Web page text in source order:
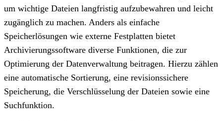
um wichtige Dateien langfristig aufzubewahren und leicht
zugänglich zu machen. Anders als einfache
Speicherlösungen wie externe Festplatten bietet
Archivierungssoftware diverse Funktionen, die zur
Optimierung der Datenverwaltung beitragen. Hierzu zählen
eine automatische Sortierung, eine revisionssichere
Speicherung, die Verschlüsselung der Dateien sowie eine
Suchfunktion.